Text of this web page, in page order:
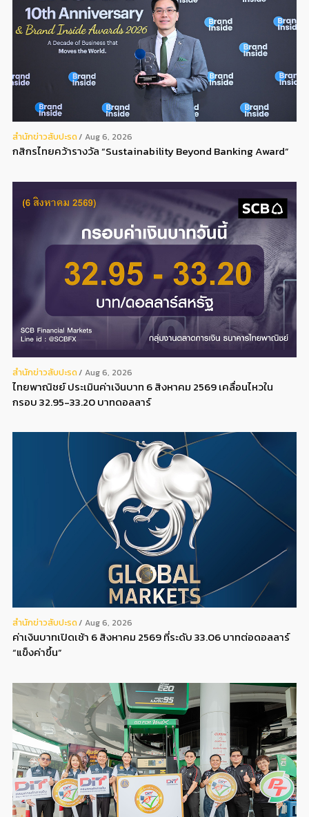
สํานักข่าวสับปะรด Aug 6, 2026
กสิกรไทยคว้ารางวัล “Sustainability Beyond Banking Award”
สํานักข่าวสับปะรด Aug 6, 2026
ไทยพาณิชย์ ประเมินค่าเงินบาท 6 สิงหาคม 2569 เคลื่อนไหวใน
กรอบ 32.95-33.20 บาทดอลลาร์
สํานักข่าวสับปะรด Aug 6, 2026
ค่าเงินบาทเปิดเช้า 6 สิงหาคม 2569 ที่ระดับ 33.06 บาทต่อดอลลาร์
“แข็งค่าขึ้น”